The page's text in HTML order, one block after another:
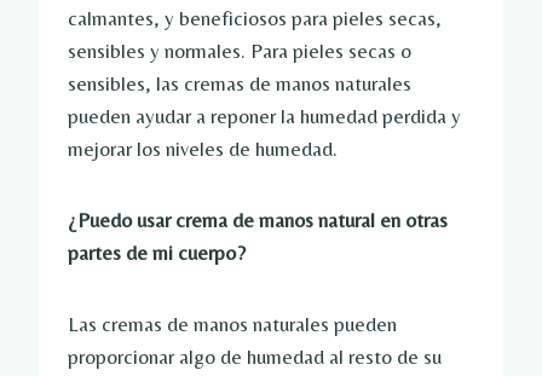
calmantes, y beneficiosos para pieles secas,
sensibles y normales. Para pieles secas o
sensibles, las cremas de manos naturales
pueden ayudar a reponer la humedad perdida y
mejorar los niveles de humedad.
¿Puedo usar crema de manos natural en otras
partes de mi cuerpo?
Las cremas de manos naturales pueden
proporcionar algo de humedad al resto de su